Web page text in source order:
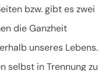
bzw. gibt es zwei
die Ganzheit
unseres Lebens.
selbst in Trennung zu